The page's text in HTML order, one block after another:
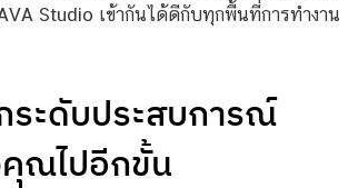
Studio เข้ากันได้ดีกับทุกพื้นที่การทำงาน
ระดับประสบการณ์
คุณไปอีกขั้น